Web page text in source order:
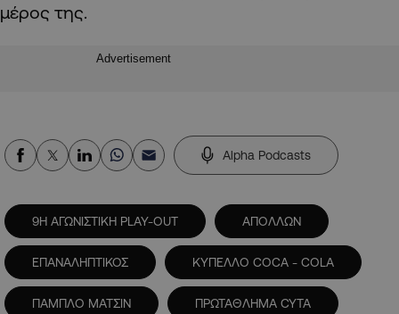
μέρος της.
Advertisement
Alpha Podcasts
9Η ΑΓΩΝΙΣΤΙΚΗ PLAY-OUT ΑΠΟΛΛΩΝ
ΕΠΑΝΑΛΗΠΤΙΚΟΣ ΚΥΠΕΛΛΟ COCA - COLA
ΠΑΜΠΛΟ ΜΑΤΣΙΝ ΠΡΩΤΑΘΛΗΜΑ CYTA